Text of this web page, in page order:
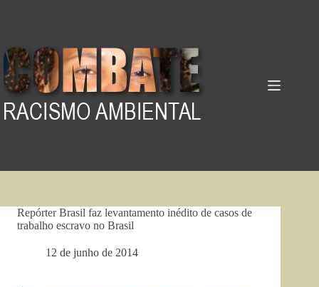
Repórter Brasil faz levantamento inédito de casos de
trabalho escravo no Brasil
12 de junho de 2014